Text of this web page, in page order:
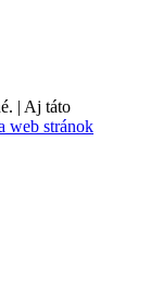
| Aj táto
web stránok